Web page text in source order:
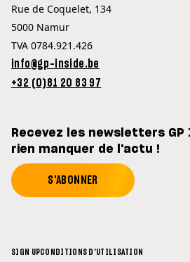
Rue de Coquelet, 134
5000 Namur
TVA 0784.921.426
info@gp-inside.be
+32 (0)81 20 83 97
Recevez les newsletters
rien manquer de l'actu !
S'ABONNER
SIGN UPCONDITIONS D'UTILISATION